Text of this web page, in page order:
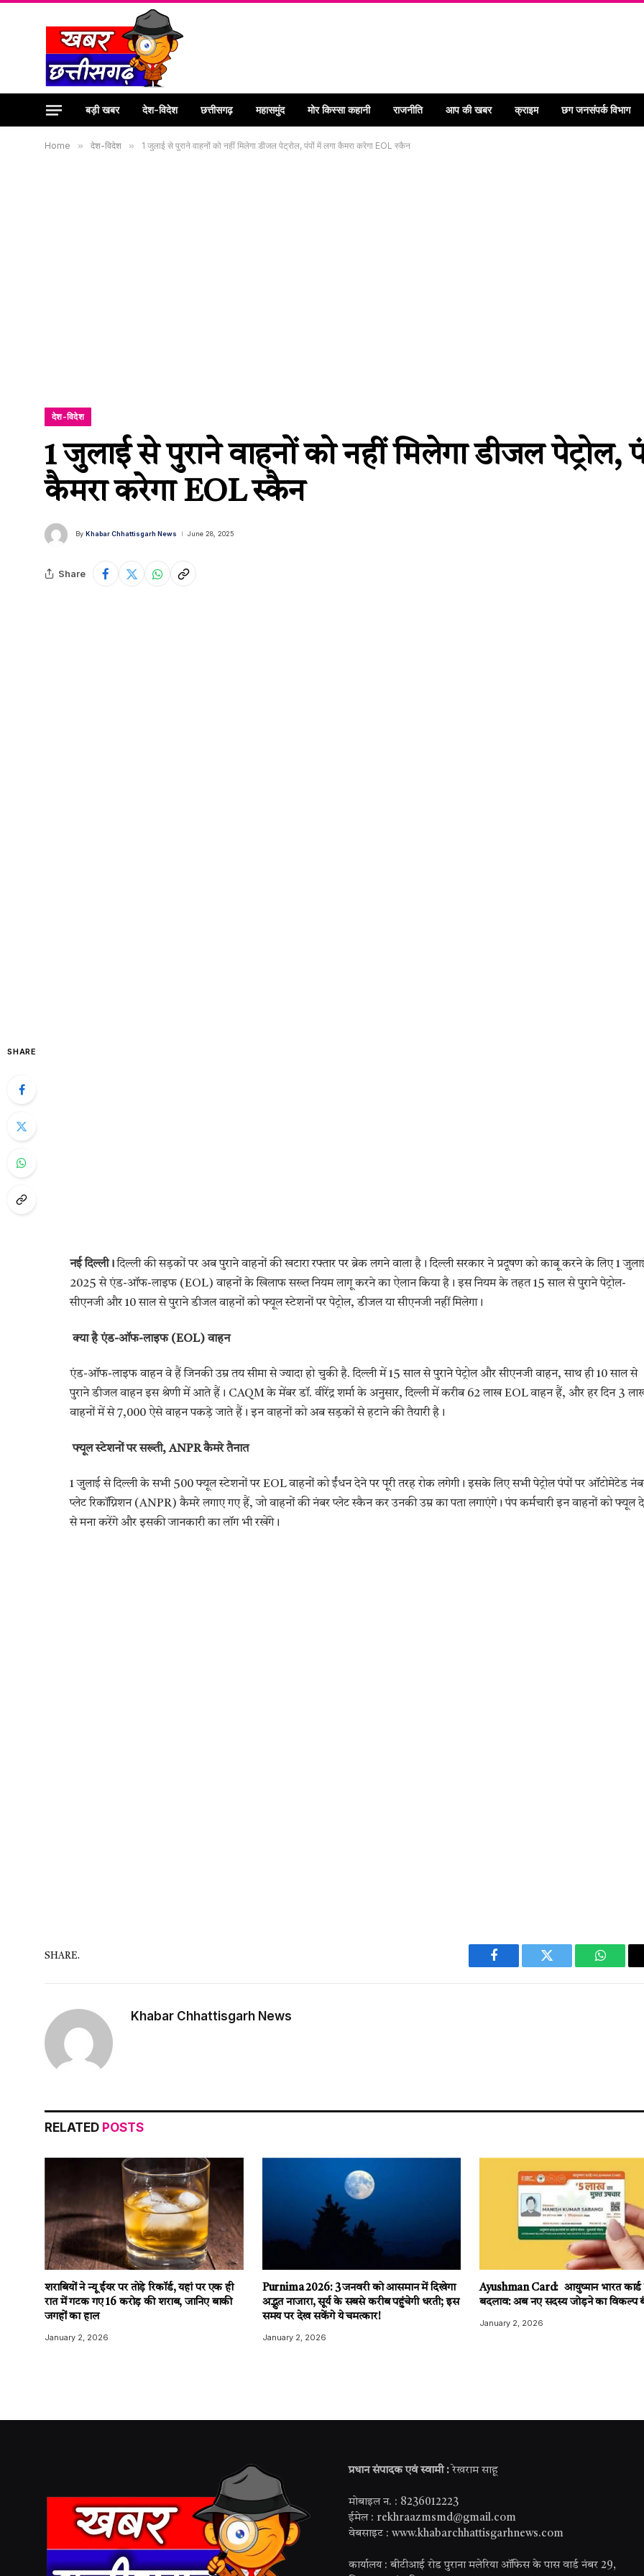
बड़ी खबर देश-विदेश छत्तीसगढ़ महासमुंद मोर किस्सा कहानी राजनीति आप की खबर क्राइम छग जनसंपर्क विभाग
Home » देश-विदेश » 1 जुलाई से पुराने वाहनों को नहीं मिलेगा डीजल पेट्रोल, पंपों में लगा कैमरा करेगा EOL स्कैन
देश-विदेश
1 जुलाई से पुराने वाहनों को नहीं मिलेगा डीजल पेट्रोल,
कैमरा करेगा EOL स्कैन
By Khabar Chhattisgarh News June 28, 2025
Share
SHARE
नई दिल्ली।दिल्ली की सड़कों पर अब पुराने वाहनों की खटारा रफ्तार पर ब्रेक लगने वाला है। दिल्ली सरकार ने प्रदूषण को काबू करने के लिए 1
2025 से एंड-ऑफ-लाइफ (EOL) वाहनों के खिलाफ सख्त नियम लागू करने का ऐलान किया है। इस नियम के तहत 15 साल से पुराने पेट्रोल-
सीएनजी और 10 साल से पुराने डीजल वाहनों को फ्यूल स्टेशनों पर पेट्रोल, डीजल या सीएनजी नहीं मिलेगा।
क्या है एंड-ऑफ-लाइफ (EOL) वाहन
एंड-ऑफ-लाइफ वाहन वे हैं जिनकी उम्र तय सीमा से ज्यादा हो चुकी है. दिल्ली में 15 साल से पुराने पेट्रोल और सीएनजी वाहन, साथ ही 10 साल से
पुराने डीजल वाहन इस श्रेणी में आते हैं। CAQM के मेंबर डॉ. वीरेंद्र शर्मा के अनुसार, दिल्ली में करीब 62 लाख EOL वाहन हैं, और हर दिन 3
वाहनों में से 7,000 ऐसे वाहन पकड़े जाते हैं। इन वाहनों को अब सड़कों से हटाने की तैयारी है।
फ्यूल स्टेशनों पर सख्ती, ANPR कैमरे तैनात
1 जुलाई से दिल्ली के सभी 500 फ्यूल स्टेशनों पर EOL वाहनों को ईंधन देने पर पूरी तरह रोक लगेगी। इसके लिए सभी पेट्रोल पंपों पर ऑटोमेटेड
प्लेट रिकॉग्निशन (ANPR) कैमरे लगाए गए हैं, जो वाहनों की नंबर प्लेट स्कैन कर उनकी उम्र का पता लगाएंगे। पंप कर्मचारी इन वाहनों को फ्यूल
से मना करेंगे और इसकी जानकारी का लॉग भी रखेंगे।
SHARE.
Facebook Twitter
Khabar Chhattisgarh News
RELATED POSTS
शराबियों ने न्यू ईयर पर तोड़े रिकॉर्ड, यहां पर एक ही
रात में गटक गए 16 करोड़ की शराब, जानिए बाकी
जगहों का हाल
January 2, 2026
Purnima 2026: 3 जनवरी को आसमान में दिखेगा
अद्भुत नाजारा, सूर्य के सबसे करीब पहुंचेगी धरती; इस
समय पर देख सकेंगे ये चमत्कार!
January 2, 2026
Ayushman Card: आयुष्मान भारत कार्ड
बदलाव: अब नए सदस्य जोड़ने का विकल्प
January 2, 2026
प्रधान संपादक एवं स्वामी : रेखराम साहू
मोबाइल न. : 8236012223
ईमेल : rekhraazmsmd@gmail.com
वेबसाइट : www.khabarchhattisgarhnews.com
कार्यालय : बीटीआई रोड पुराना मलेरिया ऑफिस के पास वार्ड नंबर 29,